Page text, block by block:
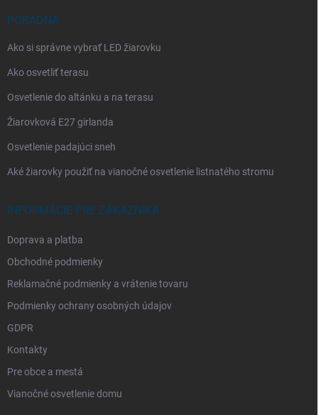
PORADŇA
Ako si správne vybrať LED žiarovku
Ako osvetliť terasu
Osvetlenie do altánku a na terasu
Žiarovková E27 girlanda
Osvetlenie padajúci sneh
Aké žiarovky použiť na vianočné osvetlenie listnatého stromu
INFORMÁCIE PRE ZÁKAZNÍKA
Doprava a platba
Obchodné podmienky
Reklamačné podmienky a vrátenie tovaru
Podmienky ochrany osobných údajov
GDPR
Kontakty
Pre obce a mestá
Vianočné osvetlenie domu